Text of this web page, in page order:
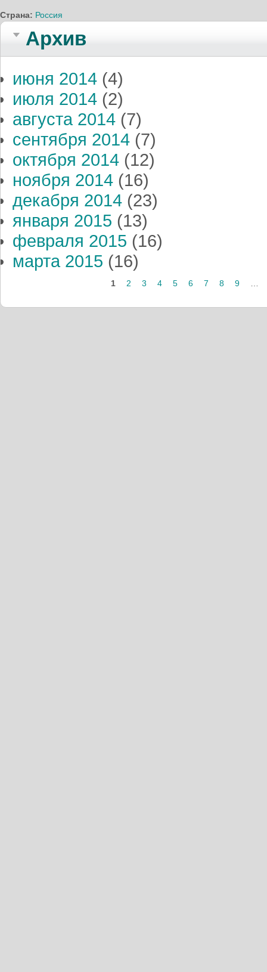
Страна: Россия
Архив
июня 2014 (4)
июля 2014 (2)
августа 2014 (7)
сентября 2014 (7)
октября 2014 (12)
ноября 2014 (16)
декабря 2014 (23)
января 2015 (13)
февраля 2015 (16)
марта 2015 (16)
1 2 3 4 5 6 7 8 9